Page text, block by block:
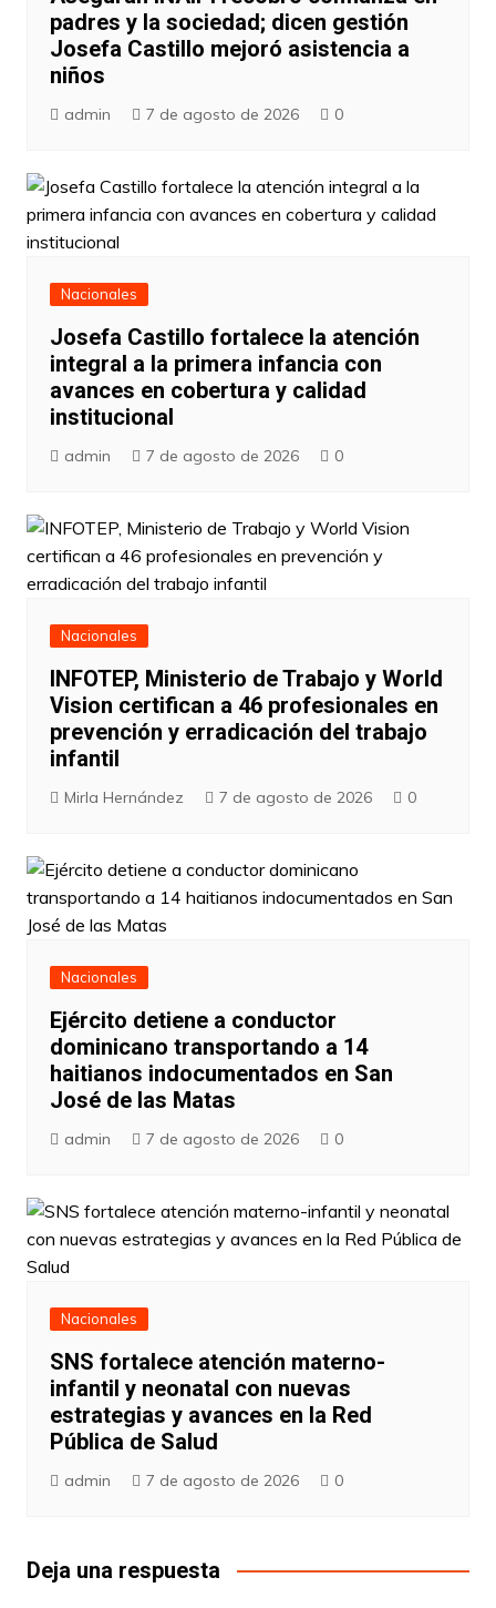
padres y la sociedad; dicen gestión
Josefa Castillo mejoró asistencia a
niños
admin 7 de agosto de 2026 0
Nacionales
Josefa Castillo fortalece la atención
integral a la primera infancia con
avances en cobertura y calidad
institucional
admin 7 de agosto de 2026 0
Nacionales
INFOTEP, Ministerio de Trabajo y World
Vision certifican a 46 profesionales en
prevención y erradicación del trabajo
infantil
Mirla Hernández 7 de agosto de 2026 0
Nacionales
Ejército detiene a conductor
dominicano transportando a 14
haitianos indocumentados en San
José de las Matas
admin 7 de agosto de 2026 0
Nacionales
SNS fortalece atención materno-
infantil y neonatal con nuevas
estrategias y avances en la Red
Pública de Salud
admin 7 de agosto de 2026 0
Deja una respuesta